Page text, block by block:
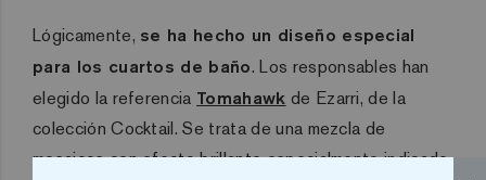
Lógicamente, se ha hecho un diseño especial
para los cuartos de baño. Los responsables han
elegido la referencia Tomahawk de Ezarri, de la
colección Cocktail. Se trata de una mezcla de
mosaicos con efecto brillante especialmente indicado